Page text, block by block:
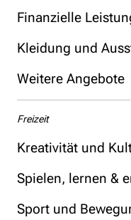
Finanzielle
Kleidung und
Weitere Angebote
Freizeit
Kreativität und
Spielen, lernen &
Sport und